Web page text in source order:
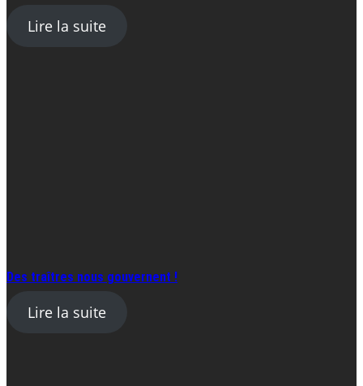
Lire la suite
Des traîtres nous gouvernent !
Lire la suite